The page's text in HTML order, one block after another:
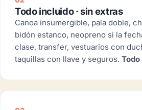
Todo incluido · sin extras
Canoa insumergible, pala doble,
bidón estanco, neopreno si la
clase, transfer, vestuarios con
taquillas con llave y seguros.